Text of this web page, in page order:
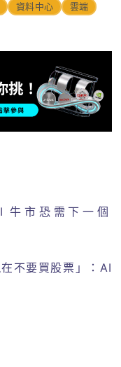
資料中心 雲端
牛市恐需下一個
不要買股票」：AI